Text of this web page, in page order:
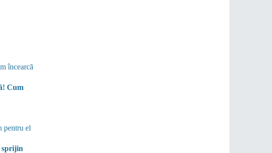
Cum
sprijin